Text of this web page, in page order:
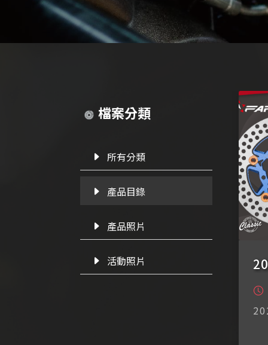
檔案分類
所有分類
產品目錄
產品照片
活動照片